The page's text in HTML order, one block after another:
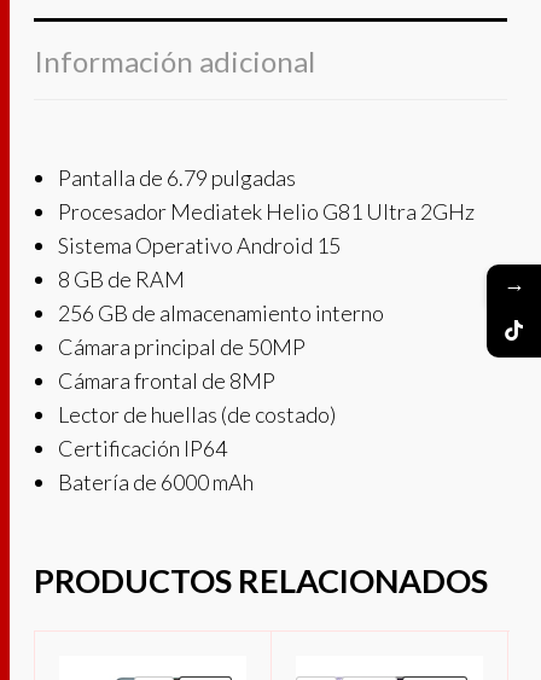
Información adicional
Pantalla de 6.79 pulgadas
Procesador Mediatek Helio G81 Ultra 2GHz
Sistema Operativo Android 15
8 GB de RAM
256 GB de almacenamiento interno
Cámara principal de 50MP
Cámara frontal de 8MP
Lector de huellas (de costado)
Certificación IP64
Batería de 6000 mAh
PRODUCTOS RELACIONADOS
→